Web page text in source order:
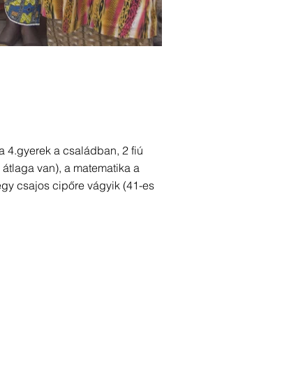
4.gyerek a családban, 2 fiú
van), a matematika a
csajos cipőre vágyik (41-es